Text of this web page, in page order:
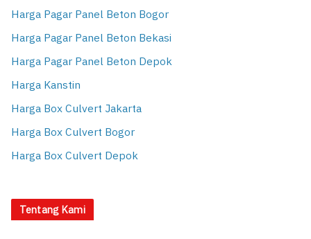
Harga Pagar Panel Beton Bogor
Harga Pagar Panel Beton Bekasi
Harga Pagar Panel Beton Depok
Harga Kanstin
Harga Box Culvert Jakarta
Harga Box Culvert Bogor
Harga Box Culvert Depok
Tentang Kami